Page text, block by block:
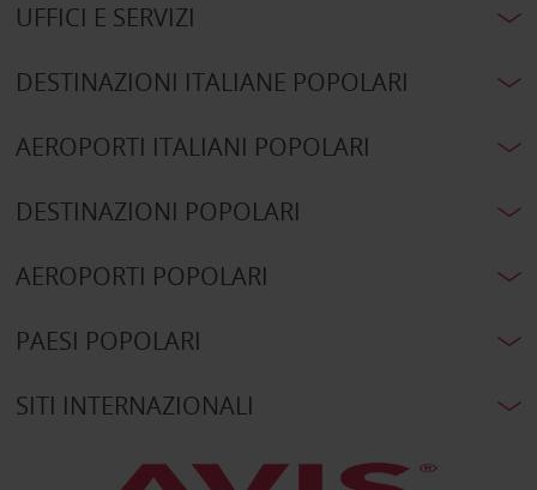
UFFICI E SERVIZI
DESTINAZIONI ITALIANE POPOLARI
AEROPORTI ITALIANI POPOLARI
DESTINAZIONI POPOLARI
AEROPORTI POPOLARI
PAESI POPOLARI
SITI INTERNAZIONALI